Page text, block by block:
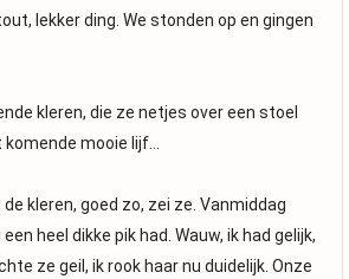
lekker ding. We stonden op en gingen
kleren, die ze netjes over een stoel
mooie lijf…
kleren, goed zo, zei ze. Vanmiddag
heel dikke pik had. Wauw, ik had gelijk,
ze geil, ik rook haar nu duidelijk. Onze